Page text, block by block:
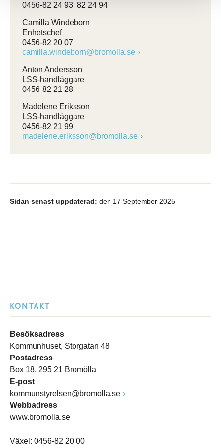
0456-82 24 93, 82 24 94
Camilla Windeborn
Enhetschef
0456-82 20 07
camilla.windeborn@bromolla.se
Anton Andersson
LSS-handläggare
0456-82 21 28
Madelene Eriksson
LSS-handläggare
0456-82 21 99
madelene.eriksson@bromolla.se
Sidan senast uppdaterad: den 17 September 2025
KONTAKT
Besöksadress
Kommunhuset, Storgatan 48
Postadress
Box 18, 295 21 Bromölla
E-post
kommunstyrelsen@bromolla.se
Webbadress
www.bromolla.se
Växel: 0456-82 20 00